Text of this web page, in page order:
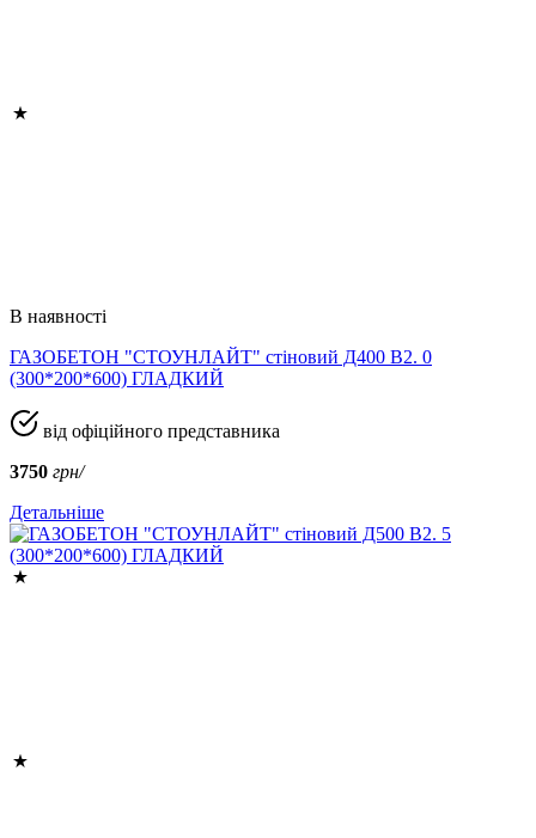
В наявності
ГАЗОБЕТОН "СТОУНЛАЙТ" стіновий Д400 В2. 0
(300*200*600) ГЛАДКИЙ
від офіційного представника
3750 грн/
Детальніше